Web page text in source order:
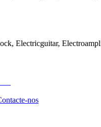
Electricguitar,
nos